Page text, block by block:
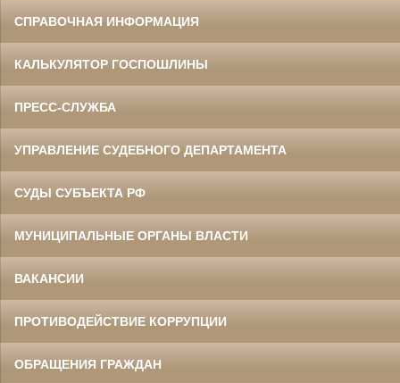
СПРАВОЧНАЯ ИНФОРМАЦИЯ
КАЛЬКУЛЯТОР ГОСПОШЛИНЫ
ПРЕСС-СЛУЖБА
УПРАВЛЕНИЕ СУДЕБНОГО ДЕПАРТАМЕНТА
СУДЫ СУБЪЕКТА РФ
МУНИЦИПАЛЬНЫЕ ОРГАНЫ ВЛАСТИ
ВАКАНСИИ
ПРОТИВОДЕЙСТВИЕ КОРРУПЦИИ
ОБРАЩЕНИЯ ГРАЖДАН